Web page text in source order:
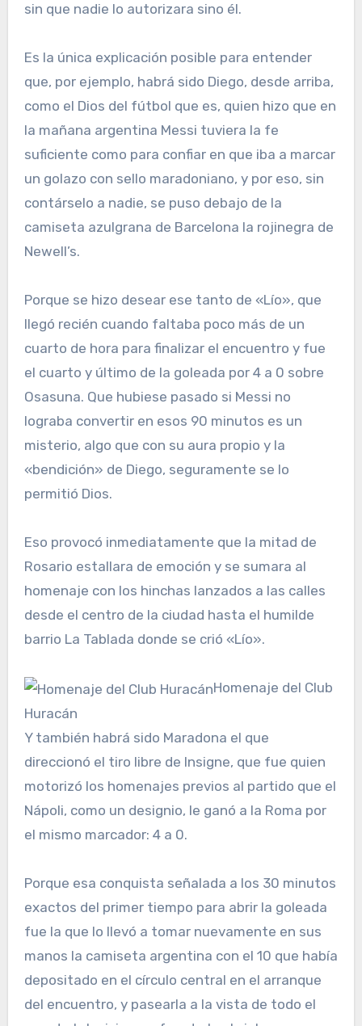
sin que nadie lo autorizara sino él.
Es la única explicación posible para entender
que, por ejemplo, habrá sido Diego, desde arriba,
como el Dios del fútbol que es, quien hizo que en
la mañana argentina Messi tuviera la fe
suficiente como para confiar en que iba a marcar
un golazo con sello maradoniano, y por eso, sin
contárselo a nadie, se puso debajo de la
camiseta azulgrana de Barcelona la rojinegra de
Newell’s.
Porque se hizo desear ese tanto de «Lío», que
llegó recién cuando faltaba poco más de un
cuarto de hora para finalizar el encuentro y fue
el cuarto y último de la goleada por 4 a 0 sobre
Osasuna. Que hubiese pasado si Messi no
lograba convertir en esos 90 minutos es un
misterio, algo que con su aura propio y la
«bendición» de Diego, seguramente se lo
permitió Dios.
Eso provocó inmediatamente que la mitad de
Rosario estallara de emoción y se sumara al
homenaje con los hinchas lanzados a las calles
desde el centro de la ciudad hasta el humilde
barrio La Tablada donde se crió «Lío».
Homenaje del Club
Huracán
Y también habrá sido Maradona el que
direccionó el tiro libre de Insigne, que fue quien
motorizó los homenajes previos al partido que el
Nápoli, como un designio, le ganó a la Roma por
el mismo marcador: 4 a 0.
Porque esa conquista señalada a los 30 minutos
exactos del primer tiempo para abrir la goleada
fue la que lo llevó a tomar nuevamente en sus
manos la camiseta argentina con el 10 que había
depositado en el círculo central en el arranque
del encuentro, y pasearla a la vista de todo el